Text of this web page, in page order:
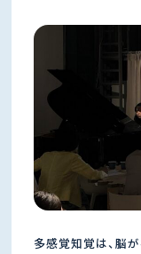
多感覚知覚は、脳